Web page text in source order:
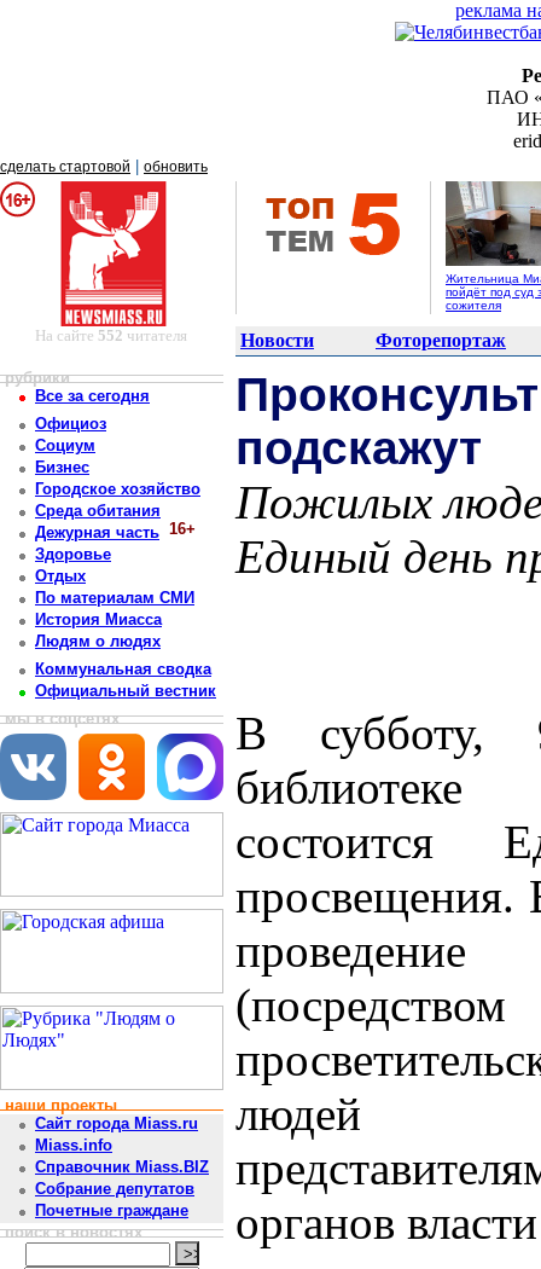
реклама
ПАО
сделать стартовой обновить
Жительница
пойдёт под суд
сожителя
На сайте 552 читателя Новости Фоторепортаж
рубрики
Все за сегодня
Официоз
Социум
Бизнес
Городское хозяйство
Среда обитания
Дежурная часть 16+
Здоровье
Отдых
По материалам СМИ
История Миасса
Людям о людях
Коммунальная сводка
Официальный вестник
мы в соцсетях
наши проекты
Сайт города Miass.ru
Miass.info
Справочник Miass.BIZ
Собрание депутатов
Почетные граждане
поиск в новостях
подскажут
Пожилых
Единый день
В субботу,
состоится
просвещения.
людей
органов